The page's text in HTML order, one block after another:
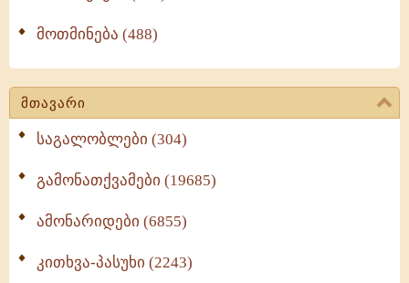
მოთმინება (488)
მთავარი
საგალობლები (304)
გამონათქვამები (19685)
ამონარიდები (6855)
კითხვა-პასუხი (2243)